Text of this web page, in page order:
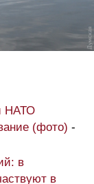
НАТО
(фото) -
в
в